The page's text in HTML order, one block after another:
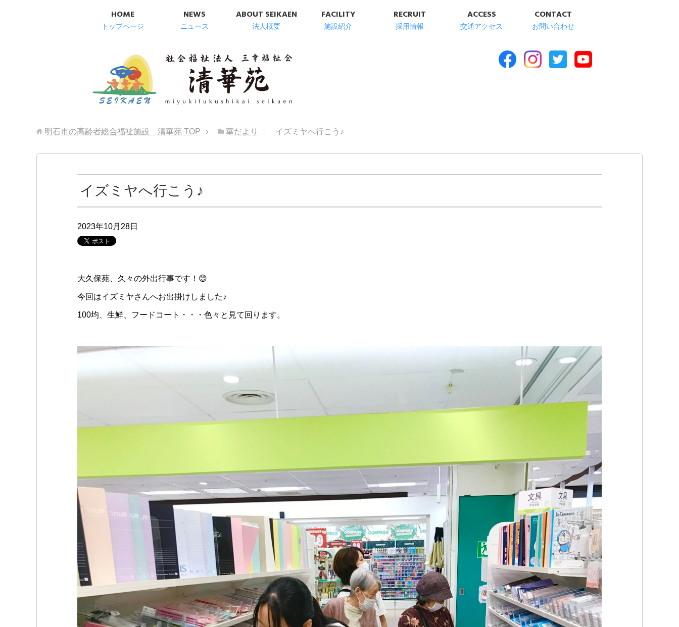
HOME
トップページ
NEWS
ニュース
ABOUT SEIKAEN
法人概要
FACILITY
施設紹介
RECRUIT
採用情報
ACCESS
交通アクセス
CONTACT
お問い合わせ
明石市の高齢者総合福祉施設 清華苑
明石市の高齢者総合福祉施設 清華苑 TOP 華だより イズミヤへ行こう♪
イズミヤへ行こう♪
2023年10月28日
大久保苑、久々の外出行事です！😊
今回はイズミヤさんへお出掛けしました♪
100均、生鮮、フードコート・・・色々と見て回ります。